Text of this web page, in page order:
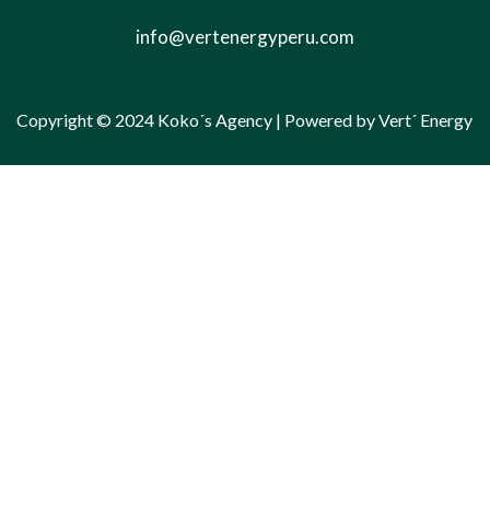
info@vertenergyperu.com
Copyright © 2024 Koko´s Agency | Powered by Vert´ Energy